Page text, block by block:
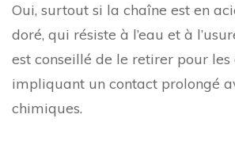
Oui, surtout si la chaîne est en
doré, qui résiste à l’eau et à
est conseillé de le retirer pour
impliquant un contact prolongé
chimiques.